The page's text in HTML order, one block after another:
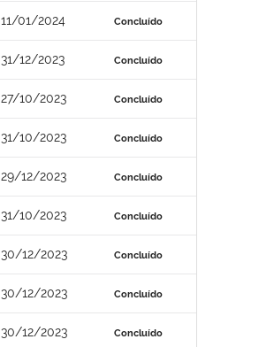
11/01/2024 Concluído
31/12/2023 Concluído
27/10/2023 Concluído
31/10/2023 Concluído
29/12/2023 Concluído
31/10/2023 Concluído
30/12/2023 Concluído
30/12/2023 Concluído
30/12/2023 Concluído